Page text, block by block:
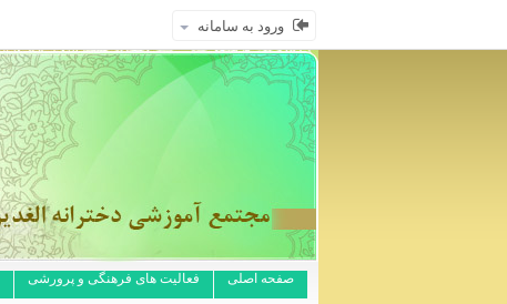
ورود به سامانه
صفحه اصلی فعالیت های فرهنگی و پرورشی